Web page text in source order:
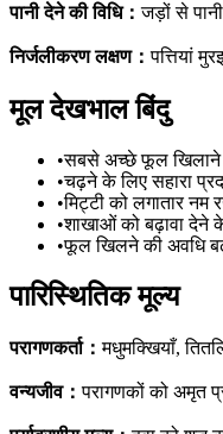
पानी देने की विधि：जड़ों से
निर्जलीकरण लक्षण：पत्तियां
मूल देखभाल बिंदु
•सबसे अच्छे फूल खिलाने
•चढ़ने के लिए सहारा
•मिट्टी को लगातार नम
•शाखाओं को बढ़ावा देने
•फूल खिलने की अवधि
पारिस्थितिक मूल्य
परागणकर्ता：मधुमक्खियाँ,
वन्यजीव：परागणकों को अमृत